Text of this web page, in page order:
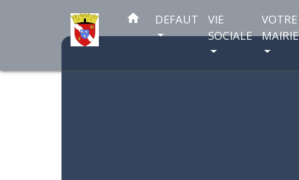
home DEFAUT
VIE
SOCIALE
VOTRE
MAIRIE